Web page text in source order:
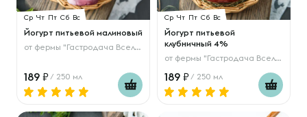
Ср Чт Пт Сб Вс
Йогурт питьевой малиновый
от фермы "Гастродача Вселуг"
189 / 250 мл
Ср Чт Пт Сб Вс
Йогурт питьевой
клубничный 4%
от фермы "Гастродача Вселуг"
189 / 250 мл